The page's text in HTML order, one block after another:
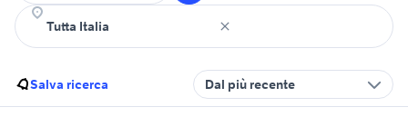
Salva ricerca Dal più recente